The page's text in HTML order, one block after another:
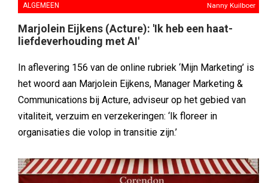
ALGEMEEN Nanny Kuilboer
Marjolein Eijkens (Acture): 'Ik heb een haat-
liefdeverhouding met AI'
In aflevering 156 van de online rubriek ‘Mijn Marketing’ is
het woord aan Marjolein Eijkens, Manager Marketing &
Communications bij Acture, adviseur op het gebied van
vitaliteit, verzuim en verzekeringen: ‘Ik floreer in
organisaties die volop in transitie zijn.’